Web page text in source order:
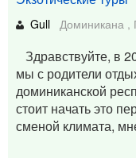
Gull Доминикана ,
Здравствуйте, в
мы с родители
доминиканской
стоит начать это
сменой климата,